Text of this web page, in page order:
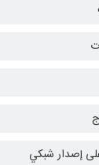
إصدار شبكي